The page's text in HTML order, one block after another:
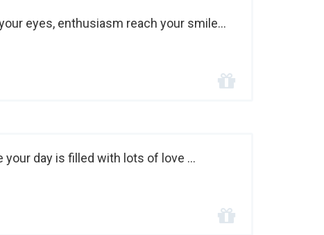
eyes, enthusiasm reach your smile...
your day is filled with lots of love ...